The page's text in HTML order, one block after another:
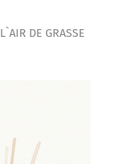
L`AIR DE GRASSE